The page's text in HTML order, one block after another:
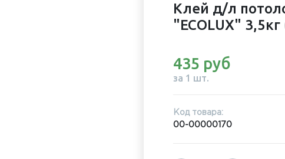
Клей д/л
"ECOLUX" 3,5кг
435 руб
за 1 шт.
Код товара:
00-00000170